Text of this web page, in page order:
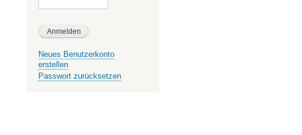
Neues Benutzerkonto
erstellen
Passwort zurücksetzen